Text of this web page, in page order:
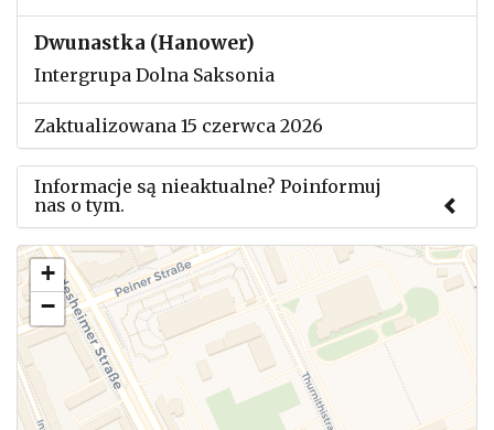
Dwunastka (Hanower)
Intergrupa Dolna Saksonia
Zaktualizowana 15 czerwca 2026
Informacje są nieaktualne? Poinformuj
nas o tym.
Użyj tego formularza aby przesłać informację o
zmianach w powyższym mityngu.
+
−